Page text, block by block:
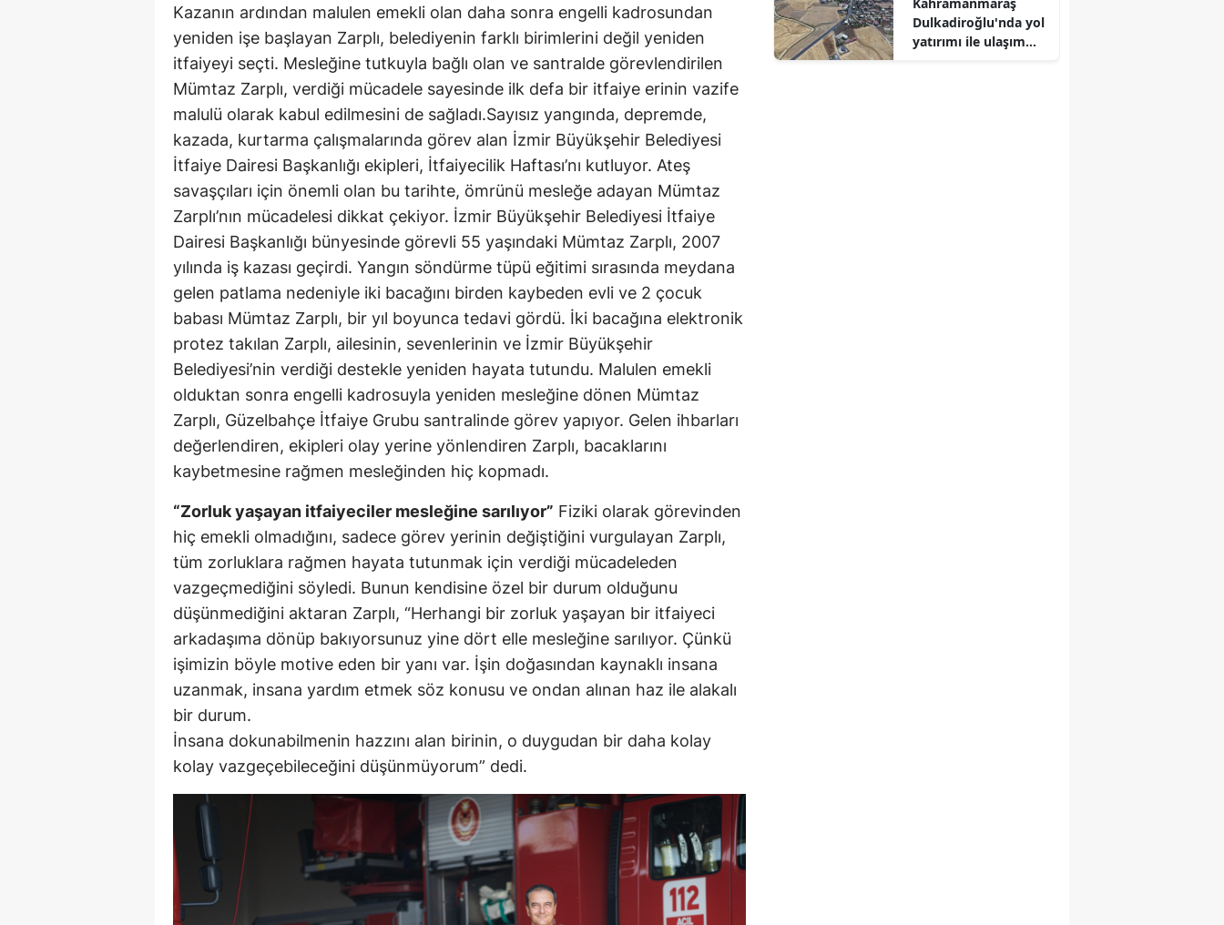
Kazanın ardından malulen emekli olan daha sonra engelli kadrosundan
yeniden işe başlayan Zarplı, belediyenin farklı birimlerini değil yeniden
itfaiyeyi seçti. Mesleğine tutkuyla bağlı olan ve santralde görevlendirilen
Mümtaz Zarplı, verdiği mücadele sayesinde ilk defa bir itfaiye erinin vazife
malulü olarak kabul edilmesini de sağladı.Sayısız yangında, depremde,
kazada, kurtarma çalışmalarında görev alan İzmir Büyükşehir Belediyesi
İtfaiye Dairesi Başkanlığı ekipleri, İtfaiyecilik Haftası’nı kutluyor. Ateş
savaşçıları için önemli olan bu tarihte, ömrünü mesleğe adayan Mümtaz
Zarplı’nın mücadelesi dikkat çekiyor. İzmir Büyükşehir Belediyesi İtfaiye
Dairesi Başkanlığı bünyesinde görevli 55 yaşındaki Mümtaz Zarplı, 2007
yılında iş kazası geçirdi. Yangın söndürme tüpü eğitimi sırasında meydana
gelen patlama nedeniyle iki bacağını birden kaybeden evli ve 2 çocuk
babası Mümtaz Zarplı, bir yıl boyunca tedavi gördü. İki bacağına elektronik
protez takılan Zarplı, ailesinin, sevenlerinin ve İzmir Büyükşehir
Belediyesi’nin verdiği destekle yeniden hayata tutundu. Malulen emekli
olduktan sonra engelli kadrosuyla yeniden mesleğine dönen Mümtaz
Zarplı, Güzelbahçe İtfaiye Grubu santralinde görev yapıyor. Gelen ihbarları
değerlendiren, ekipleri olay yerine yönlendiren Zarplı, bacaklarını
kaybetmesine rağmen mesleğinden hiç kopmadı.
“Zorluk yaşayan itfaiyeciler mesleğine sarılıyor” Fiziki olarak görevinden
hiç emekli olmadığını, sadece görev yerinin değiştiğini vurgulayan Zarplı,
tüm zorluklara rağmen hayata tutunmak için verdiği mücadeleden
vazgeçmediğini söyledi. Bunun kendisine özel bir durum olduğunu
düşünmediğini aktaran Zarplı, “Herhangi bir zorluk yaşayan bir itfaiyeci
arkadaşıma dönüp bakıyorsunuz yine dört elle mesleğine sarılıyor. Çünkü
işimizin böyle motive eden bir yanı var. İşin doğasından kaynaklı insana
uzanmak, insana yardım etmek söz konusu ve ondan alınan haz ile alakalı
bir durum.
İnsana dokunabilmenin hazzını alan birinin, o duygudan bir daha kolay
kolay vazgeçebileceğini düşünmüyorum” dedi.
Dulkadiroğlu'nda yol
yatırımı ile ulaşım